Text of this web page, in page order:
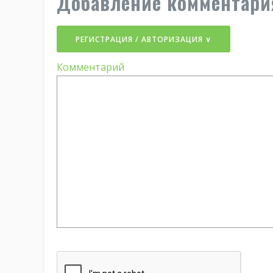
РЕГИСТРАЦИЯ / АВТОРИЗАЦИЯ ∨
Комментарий